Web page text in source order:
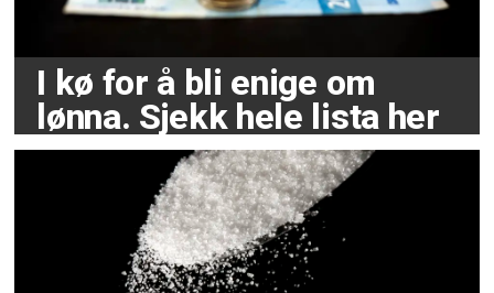
I kø for å bli enige om
lønna. Sjekk hele lista her